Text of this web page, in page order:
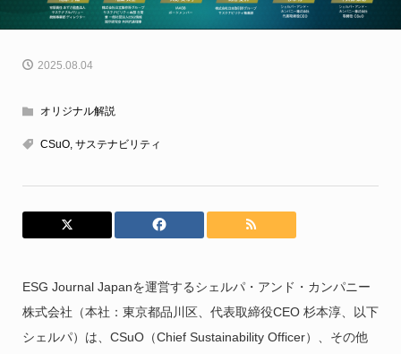
2025.08.04
オリジナル解説
CSuO, サステナビリティ
ESG Journal Japanを運営するシェルパ・アンド・カンパニー
株式会社（本社：東京都品川区、代表取締役CEO 杉本淳、以下
シェルパ）は、CSuO（Chief Sustainability Officer）、その他